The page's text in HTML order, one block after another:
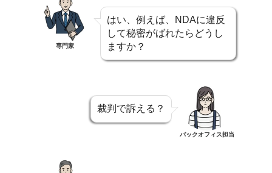
専門家
はい、例えば、NDAに違反
して秘密がばれたらどうし
ますか？
裁判で訴える？
バックオフィス担当